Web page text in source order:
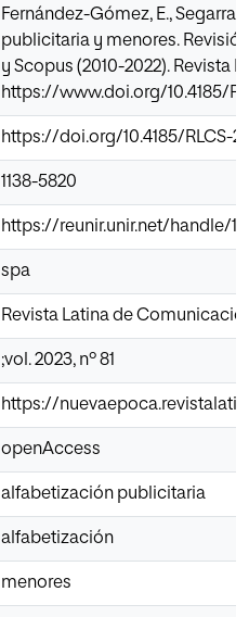
Fernández-Gómez, E.,
publicitaria y menores.
y Scopus (2010-2022). Revista
https://www.doi.org/10.4185/
https://doi.org/10.4185/RLCS-
1138-5820
https://reunir.unir.net/handle/
spa
Revista Latina de
;vol. 2023, nº 81
https://
openAccess
alfabetización publicitaria
alfabetización
menores